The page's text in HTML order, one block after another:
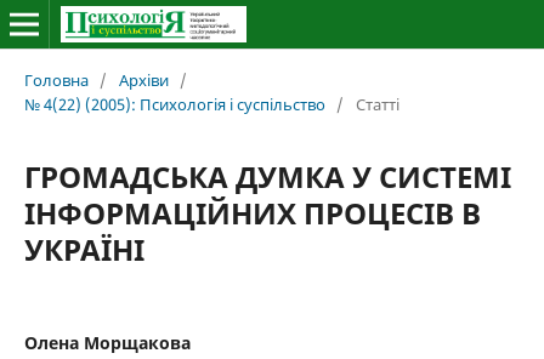
Головна / Архіви /
№ 4(22) (2005): Психологія і суспільство / Статті
ГРОМАДСЬКА ДУМКА У СИСТЕМІ
ІНФОРМАЦІЙНИХ ПРОЦЕСІВ В
УКРАЇНІ
Олена Морщакова